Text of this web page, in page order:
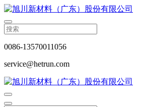
0086-13570011056
service@hetrun.com